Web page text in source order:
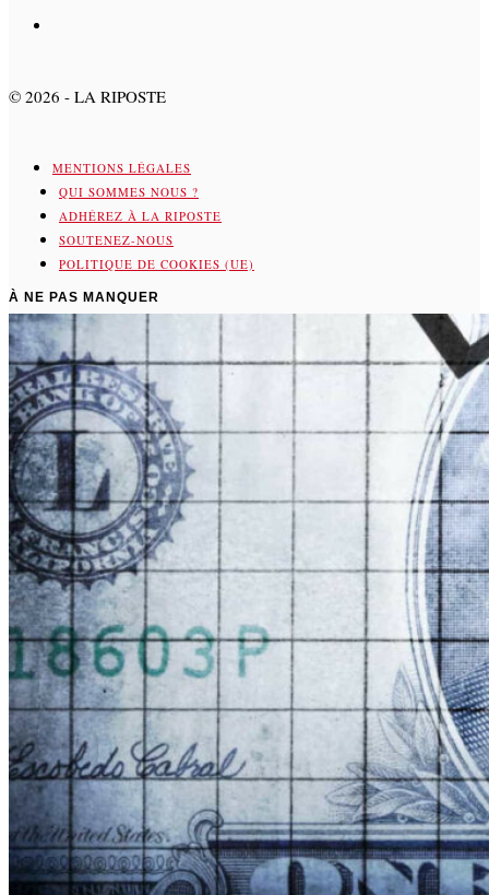
© 2026 - LA RIPOSTE
MENTIONS LÉGALES
QUI SOMMES NOUS ?
ADHÉREZ À LA RIPOSTE
SOUTENEZ-NOUS
POLITIQUE DE COOKIES (UE)
À NE PAS MANQUER